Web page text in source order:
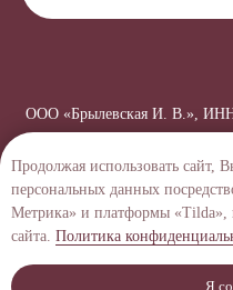
Продолжая использовать сайт,
персональных данных
Метрика» и платформы «Tilda»,
сайта. Политика
Я
ООО «Брылевская И. В.», ИНН